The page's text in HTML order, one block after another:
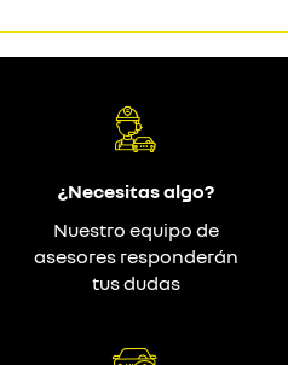
¿Necesitas algo?
Nuestro equipo de
asesores responderán
tus dudas